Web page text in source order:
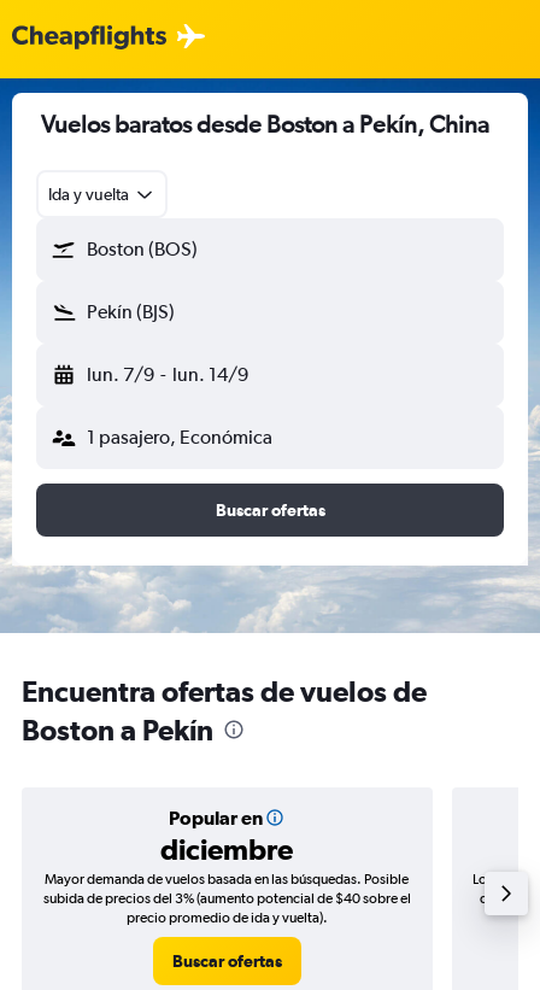
Vuelos baratos desde Boston a Pekín, China
Ida y vuelta
Boston (BOS)
Pekín (BJS)
lun. 7/9 - lun. 14/9
1 pasajero, Económica
Buscar ofertas
Encuentra ofertas de vuelos de
Boston a Pekín
Popular en
diciembre
Mayor demanda de vuelos basada en las búsquedas. Posible
subida de precios del 3% (aumento potencial de $40 sobre el
precio promedio de ida y vuelta).
Buscar ofertas
Los
de